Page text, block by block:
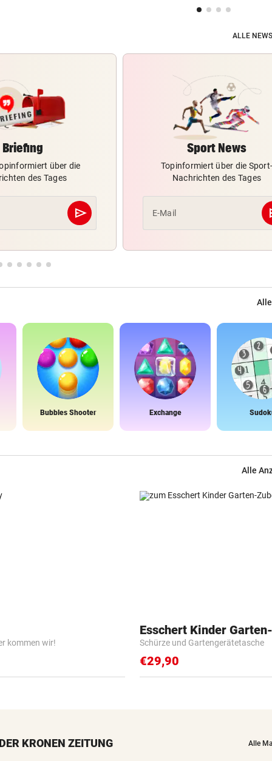
ALLE
Briefing
über die
des Tages
send
Abschicken
Sport News
Topinformiert über die Sport-
Nachrichten des Tages
E-Mail
Bubbles Shooter Exchange
Alle
kommen wir!
Esschert Kinder Garten-
Schürze und Gartengerätetasche
€29,90
KRONEN ZEITUNG Alle